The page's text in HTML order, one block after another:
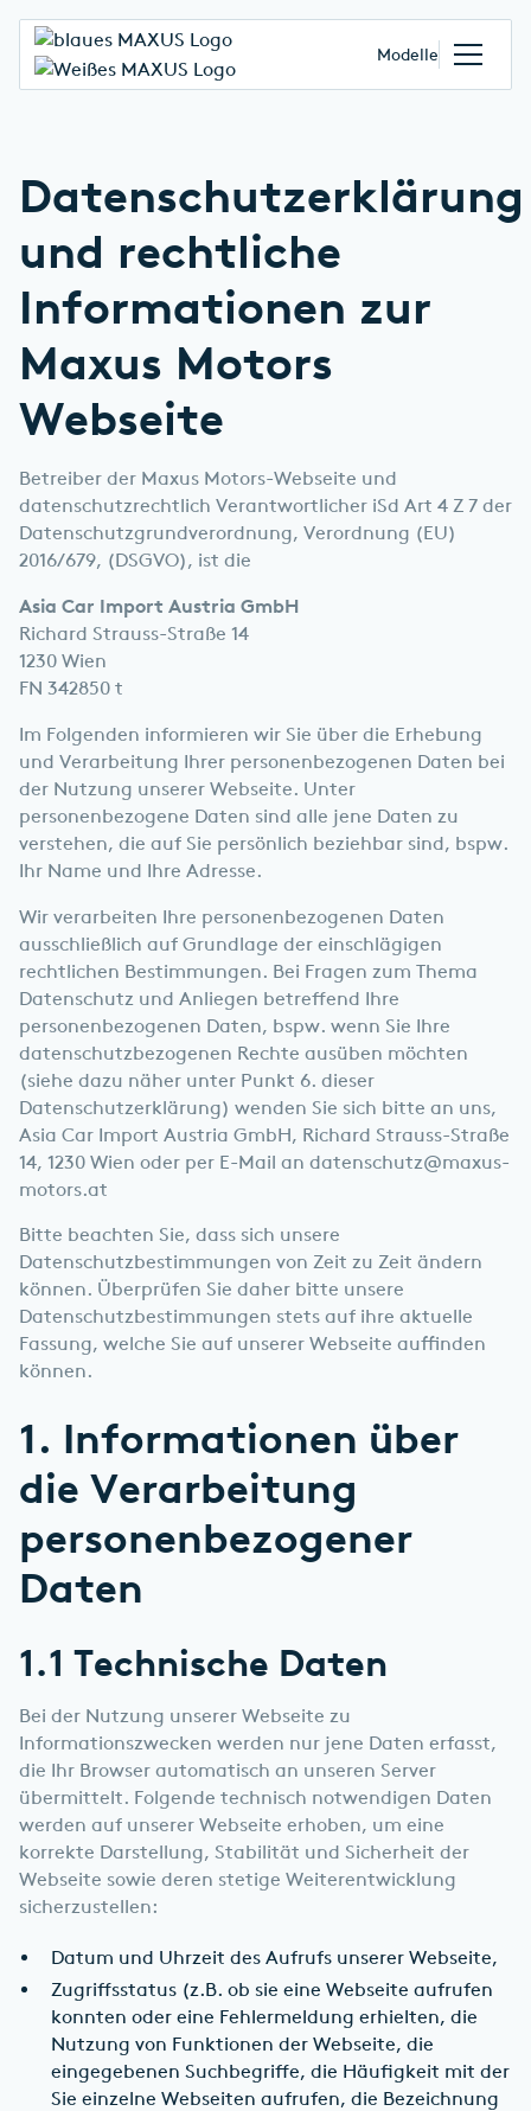
Modelle
Datenschutzerklärung
und rechtliche
Informationen zur
Maxus Motors
Webseite
Betreiber der Maxus Motors-Webseite und
datenschutzrechtlich Verantwortlicher iSd Art 4 Z 7 der
Datenschutzgrundverordnung, Verordnung (EU)
2016/679, (DSGVO), ist die
Asia Car Import Austria GmbH
Richard Strauss-Straße 14
1230 Wien
FN 342850 t
Im Folgenden informieren wir Sie über die Erhebung
und Verarbeitung Ihrer personenbezogenen Daten bei
der Nutzung unserer Webseite. Unter
personenbezogene Daten sind alle jene Daten zu
verstehen, die auf Sie persönlich beziehbar sind, bspw.
Ihr Name und Ihre Adresse.
Wir verarbeiten Ihre personenbezogenen Daten
ausschließlich auf Grundlage der einschlägigen
rechtlichen Bestimmungen. Bei Fragen zum Thema
Datenschutz und Anliegen betreffend Ihre
personenbezogenen Daten, bspw. wenn Sie Ihre
datenschutzbezogenen Rechte ausüben möchten
(siehe dazu näher unter Punkt 6. dieser
Datenschutzerklärung) wenden Sie sich bitte an uns,
Asia Car Import Austria GmbH, Richard Strauss-Straße
14, 1230 Wien oder per E-Mail an datenschutz@maxus-
motors.at
Bitte beachten Sie, dass sich unsere
Datenschutzbestimmungen von Zeit zu Zeit ändern
können. Überprüfen Sie daher bitte unsere
Datenschutzbestimmungen stets auf ihre aktuelle
Fassung, welche Sie auf unserer Webseite auffinden
können.
1. Informationen über
die Verarbeitung
personenbezogener
Daten
1.1 Technische Daten
Bei der Nutzung unserer Webseite zu
Informationszwecken werden nur jene Daten erfasst,
die Ihr Browser automatisch an unseren Server
übermittelt. Folgende technisch notwendigen Daten
werden auf unserer Webseite erhoben, um eine
korrekte Darstellung, Stabilität und Sicherheit der
Webseite sowie deren stetige Weiterentwicklung
sicherzustellen:
Datum und Uhrzeit des Aufrufs unserer Webseite,
Zugriffsstatus (z.B. ob sie eine Webseite aufrufen
konnten oder eine Fehlermeldung erhielten, die
Nutzung von Funktionen der Webseite, die
eingegebenen Suchbegriffe, die Häufigkeit mit der
Sie einzelne Webseiten aufrufen, die Bezeichnung